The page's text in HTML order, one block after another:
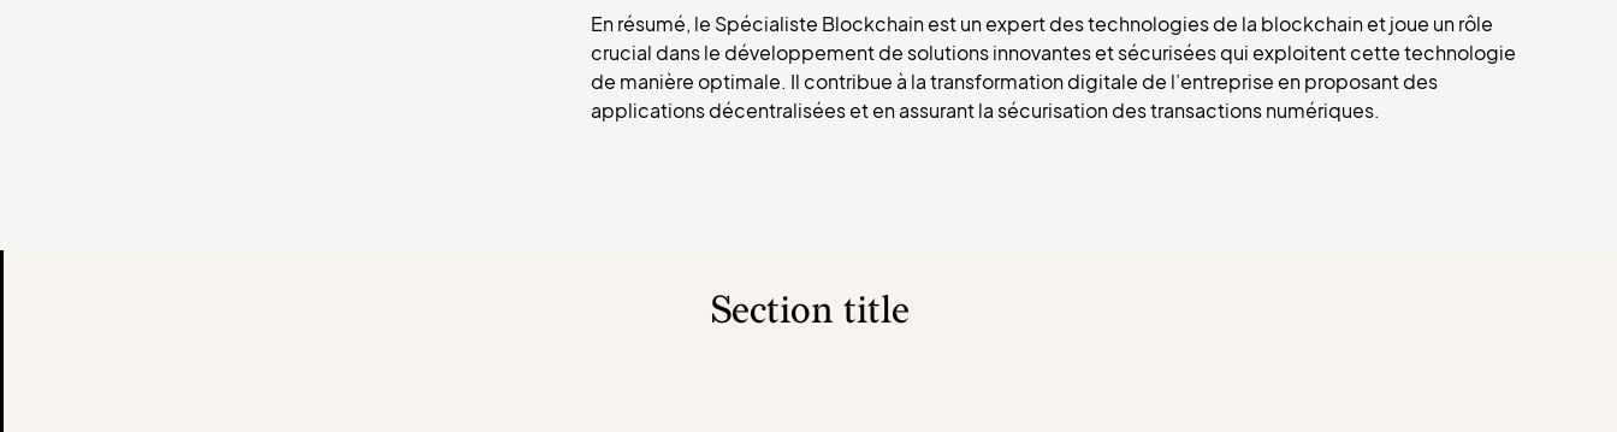
En résumé, le Spécialiste Blockchain est un expert des technologies de la blockchain et joue un rôle
crucial dans le développement de solutions innovantes et sécurisées qui exploitent cette technologie
de manière optimale. Il contribue à la transformation digitale de l’entreprise en proposant des
applications décentralisées et en assurant la sécurisation des transactions numériques.
Section title